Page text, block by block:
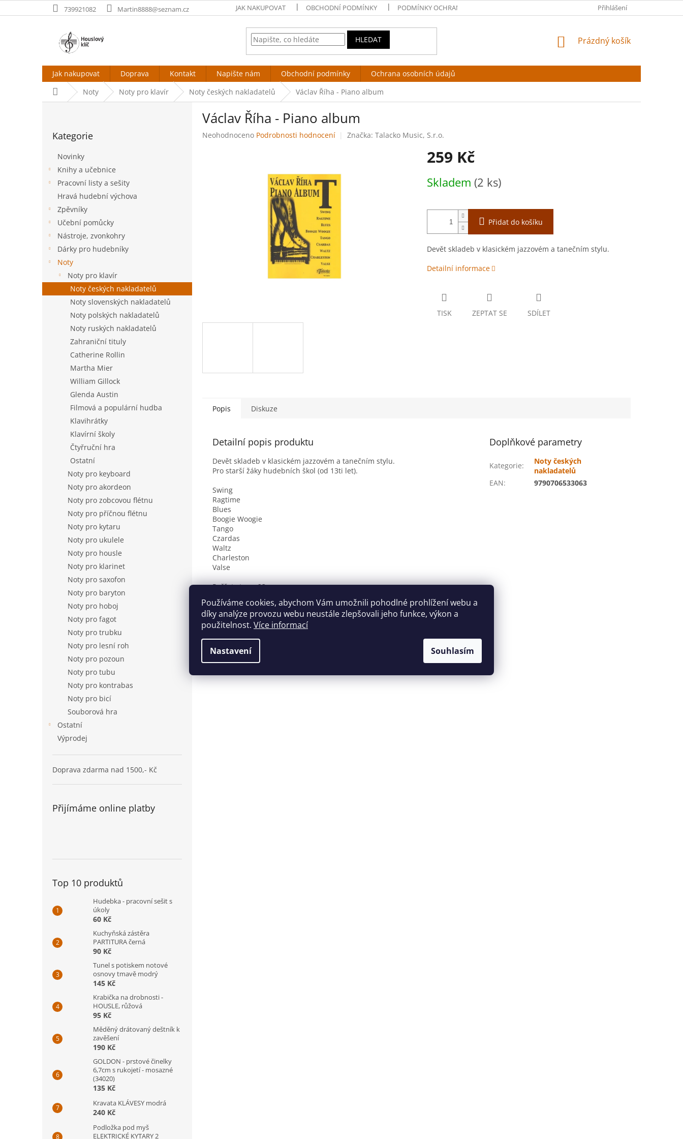
Používáme cookies, abychom Vám umožnili pohodlné prohlížení webu a
díky analýze provozu webu neustále zlepšovali jeho funkce, výkon a
použitelnost. Více informací
Nastavení Souhlasím
na
739921082 Martin8888@seznam.cz JAK NAKUPOVAT OBCHODNÍ PODMÍNKY PODMÍNKY OCHRANY OSOBNÍCH ÚDAJŮ Přihlášení
HLEDAT
NÁKUPNÍ
Prázdný košík
Jak nakupovat Doprava Kontakt Napište nám Obchodní podmínky
Ochrana osobních údajů
Domů Noty Noty pro klavír Noty českých nakladatelů Václav Říha - Piano album
kategorie
Kategorie
Novinky
Knihy a učebnice
Pracovní listy a sešity
Hravá hudební výchova
Zpěvníky
Učební pomůcky
Nástroje, zvonkohry
Dárky pro hudebníky
Noty
Noty pro klavír
Noty českých nakladatelů
Noty slovenských nakladatelů
Noty polských nakladatelů
Noty ruských nakladatelů
Zahraniční tituly
Catherine Rollin
Martha Mier
William Gillock
Glenda Austin
Filmová a populární hudba
Klavihrátky
Klavírní školy
Čtyřruční hra
Ostatní
Noty pro keyboard
Noty pro akordeon
Noty pro zobcovou flétnu
Noty pro příčnou flétnu
Noty pro kytaru
Noty pro ukulele
Noty pro housle
Noty pro klarinet
Noty pro saxofon
Noty pro baryton
Noty pro hoboj
Noty pro fagot
Noty pro trubku
Noty pro lesní roh
Noty pro pozoun
Noty pro tubu
Noty pro kontrabas
Noty pro bicí
Souborová hra
Ostatní
Výprodej
Doprava zdarma nad 1500,- Kč
Přijímáme online platby
Top 10 produktů
Hudebka - pracovní sešit s
úkoly
60 Kč
Kuchyňská zástěra
PARTITURA černá
90 Kč
Tunel s potiskem notové
osnovy tmavě modrý
145 Kč
Krabička na drobnosti -
HOUSLE, růžová
95 Kč
Měděný drátovaný deštník k
zavěšení
190 Kč
GOLDON - prstové činelky
6,7cm s rukojetí - mosazné
(34020)
135 Kč
Kravata KLÁVESY modrá
240 Kč
Podložka pod myš
ELEKTRICKÉ KYTARY 2
Václav Říha - Piano album
Průměrné
Neohodnoceno Podrobnosti hodnocení Značka: Talacko Music, S.r.o.
259 Kč
cena:
Skladem (2 ks)
Přidat do košíku
Devět skladeb v klasickém jazzovém a tanečním stylu.
Detailní informace
TISK ZEPTAT SE SDÍLET
Popis Diskuze
Detailní popis produktu
Devět skladeb v klasickém jazzovém a tanečním stylu.
Pro starší žáky hudebních škol (od 13ti let).
Swing
Ragtime
Blues
Boogie Woogie
Tango
Czardas
Waltz
Charleston
Valse
Počřet stran: 23
Doplňkové parametry
Kategorie:
Noty českých
nakladatelů
EAN: 9790706533063